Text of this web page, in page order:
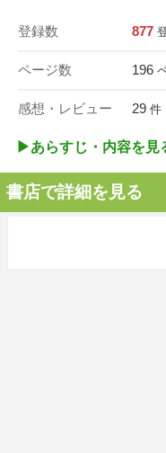
登録数 877
ページ数 196
感想・レビュー 29 件
▶︎あらすじ・内容を見
書店で詳細を見る